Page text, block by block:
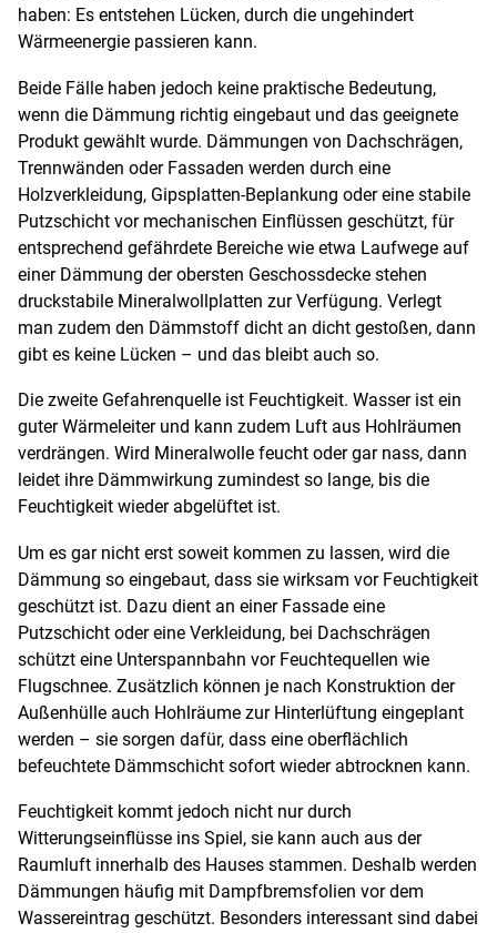
haben: Es entstehen Lücken, durch die ungehindert
Wärmeenergie passieren kann.
Beide Fälle haben jedoch keine praktische Bedeutung,
wenn die Dämmung richtig eingebaut und das geeignete
Produkt gewählt wurde. Dämmungen von Dachschrägen,
Trennwänden oder Fassaden werden durch eine
Holzverkleidung, Gipsplatten-Beplankung oder eine stabile
Putzschicht vor mechanischen Einflüssen geschützt, für
entsprechend gefährdete Bereiche wie etwa Laufwege auf
einer Dämmung der obersten Geschossdecke stehen
druckstabile Mineralwollplatten zur Verfügung. Verlegt
man zudem den Dämmstoff dicht an dicht gestoßen, dann
gibt es keine Lücken – und das bleibt auch so.
Die zweite Gefahrenquelle ist Feuchtigkeit. Wasser ist ein
guter Wärmeleiter und kann zudem Luft aus Hohlräumen
verdrängen. Wird Mineralwolle feucht oder gar nass, dann
leidet ihre Dämmwirkung zumindest so lange, bis die
Feuchtigkeit wieder abgelüftet ist.
Um es gar nicht erst soweit kommen zu lassen, wird die
Dämmung so eingebaut, dass sie wirksam vor Feuchtigkeit
geschützt ist. Dazu dient an einer Fassade eine
Putzschicht oder eine Verkleidung, bei Dachschrägen
schützt eine Unterspannbahn vor Feuchtequellen wie
Flugschnee. Zusätzlich können je nach Konstruktion der
Außenhülle auch Hohlräume zur Hinterlüftung eingeplant
werden – sie sorgen dafür, dass eine oberflächlich
befeuchtete Dämmschicht sofort wieder abtrocknen kann.
Feuchtigkeit kommt jedoch nicht nur durch
Witterungseinflüsse ins Spiel, sie kann auch aus der
Raumluft innerhalb des Hauses stammen. Deshalb werden
Dämmungen häufig mit Dampfbremsfolien vor dem
Wassereintrag geschützt. Besonders interessant sind dabei